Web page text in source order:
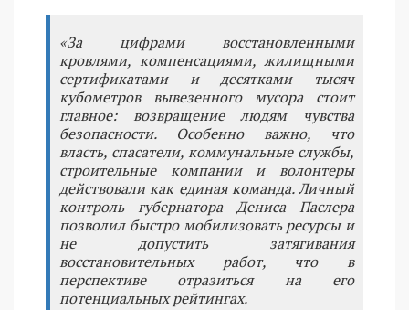
«За цифрами восстановленными
кровлями, компенсациями, жилищными
сертификатами и десятками тысяч
кубометров вывезенного мусора стоит
главное: возвращение людям чувства
безопасности. Особенно важно, что
власть, спасатели, коммунальные службы,
строительные компании и волонтеры
действовали как единая команда. Личный
контроль губернатора Дениса Паслера
позволил быстро мобилизовать ресурсы и
не допустить затягивания
восстановительных работ, что в
перспективе отразиться на его
потенциальных рейтингах.